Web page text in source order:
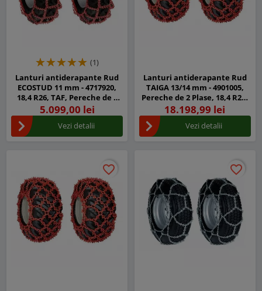
(1)
Lanturi antiderapante Rud
ECOSTUD 11 mm - 4717920,
18,4 R26, TAF, Pereche de 2
Plase
5.099,00 lei
Vezi detalii
Lanturi antiderapante Rud
TAIGA 13/14 mm - 4901005,
Pereche de 2 Plase, 18,4 R26,
TAF
18.198,99 lei
Vezi detalii
favorite_border
favorite_border favorite_border
favorite_border